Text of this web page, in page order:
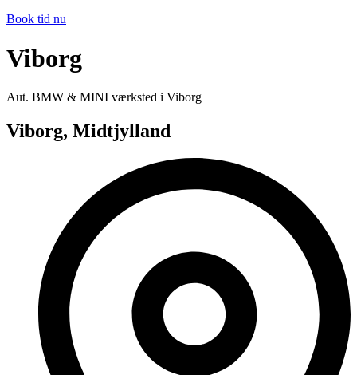
Book tid nu
Viborg
Aut. BMW & MINI værksted i Viborg
Viborg, Midtjylland